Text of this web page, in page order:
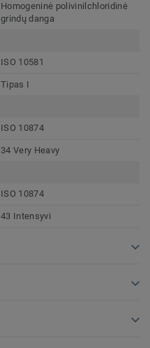
Homogeninė polivinilchloridinė
grindų danga
ISO 10581
Tipas I
ISO 10874
34 Very Heavy
ISO 10874
43 Intensyvi